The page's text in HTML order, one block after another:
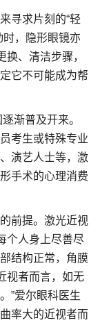
寻求片刻的“轻
时，隐形眼镜亦
换、清洁步骤，
它不可能成为帮
渐普及开来。
考生或特殊专业
演艺人士等，激
手术的心理消费
前提。激光近视
个人身上尽善尽
结构正常，角膜
视者而言，如无
”爱尔眼科医生
率大的近视者而